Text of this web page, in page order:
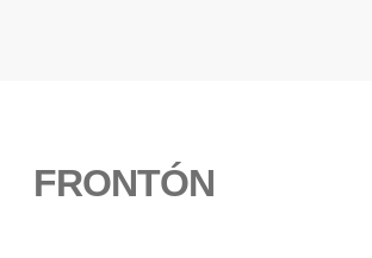
FRONTÓN